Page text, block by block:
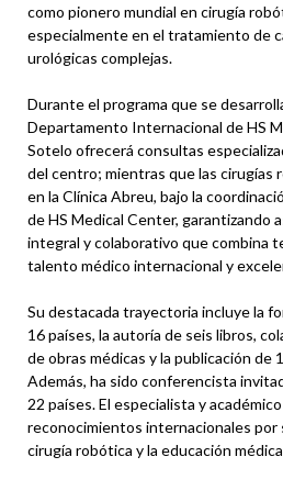
como pionero mundial en cirugía
especialmente en el tratamiento de
urológicas complejas.
Durante el programa que se
Departamento Internacional de HS
Sotelo ofrecerá consultas
del centro; mientras que las cirugías
en la Clínica Abreu, bajo la
de HS Medical Center, garantizando
integral y colaborativo que combina
talento médico internacional y
Su destacada trayectoria incluye la
16 países, la autoría de seis libros,
de obras médicas y la publicación
Además, ha sido conferencista
22 países. El especialista y
reconocimientos internacionales por
cirugía robótica y la educación